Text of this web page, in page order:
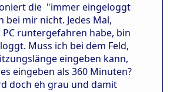
die "immer eingeloggt
bei mir nicht. Jedes Mal,
runtergefahren habe, bin
Muss ich bei dem Feld,
eingeben kann,
eingeben als 360 Minuten?
doch eh grau und damit